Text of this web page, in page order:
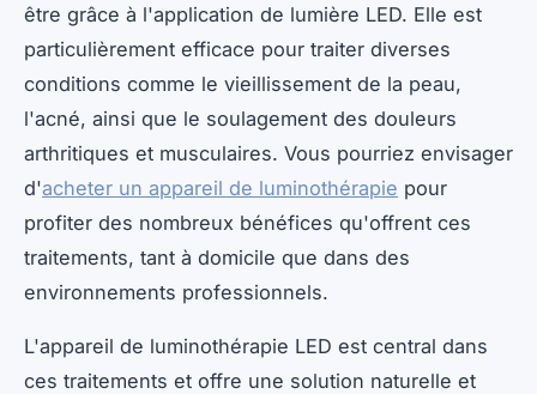
être grâce à l'application de lumière LED. Elle est
particulièrement efficace pour traiter diverses
conditions comme le vieillissement de la peau,
l'acné, ainsi que le soulagement des douleurs
arthritiques et musculaires. Vous pourriez envisager
d'acheter un appareil de luminothérapie pour
profiter des nombreux bénéfices qu'offrent ces
traitements, tant à domicile que dans des
environnements professionnels.
L'appareil de luminothérapie LED est central dans
ces traitements et offre une solution naturelle et